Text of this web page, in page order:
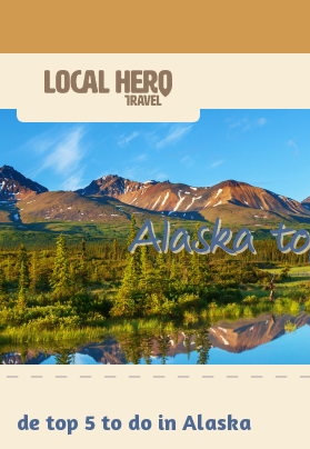
Alaska
de top 5 to do in Alaska